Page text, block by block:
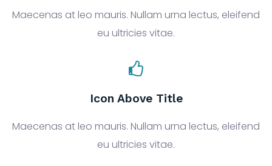
Maecenas at leo mauris. Nullam urna lectus, eleifend
eu ultricies vitae.
Icon Above Title
Maecenas at leo mauris. Nullam urna lectus, eleifend
eu ultricies vitae.